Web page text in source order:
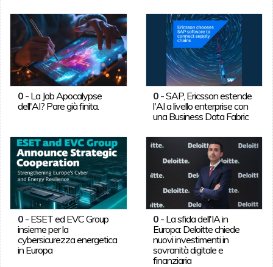
0- La Job Apocalypse
dell'AI? Pare già finita.
0 -SAP, Ericsson estende
l'AI a livello enterprise con
una Business Data Fabric
0- ESET ed EVC Group
insieme per la
cybersicurezza energetica
in Europa
0 - La sfida dell'IA in
Europa: Deloitte chiede
nuovi investimenti in
sovranità digitale e
finanziaria